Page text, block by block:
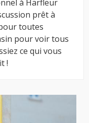
à Harfleur
prêt à
toutes
pour voir tous
ce qui vous
!